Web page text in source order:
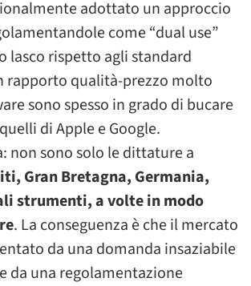
adottato un approccio
come “dual use”
rispetto agli standard
rapporto qualità-prezzo molto
sono spesso in grado di bucare
di Apple e Google.
non sono solo le dittature a
Gran Bretagna, Germania,
strumenti, a volte in modo
. La conseguenza è che il mercato
da una domanda insaziabile
da una regolamentazione